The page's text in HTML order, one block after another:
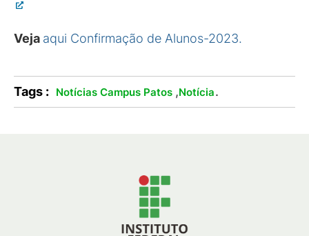
Veja aqui Confirmação de Alunos-2023.
Tags : Notícias Campus Patos ,Notícia.